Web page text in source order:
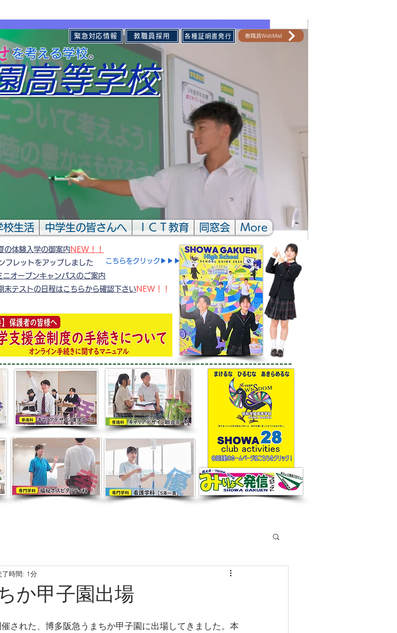
緊急対応情報 教職員採用 各種証明書発行
る学校。​
高等学校
教職員WebMail
校生活 中学生の皆さんへ ＩＣＴ教育 同窓会 More
​こちらをクリック▶▶▶
の体験入学の御案内 NEW！！
フレットをアップしました
ニオープンキャンパスのご案内
末テストの日程はこちらから確認下さい NEW！！
か甲子園出場
了時間: 1分
された、博多阪急うまちか甲子園に出場してきました。本